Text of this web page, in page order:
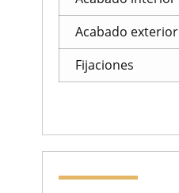
Acabado exterior
Fijaciones